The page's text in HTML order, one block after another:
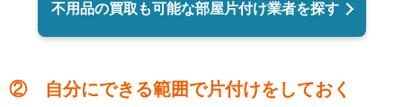
不用品の買取も可能な部屋片付け業者を探す
② 自分にできる範囲で片付けをしておく